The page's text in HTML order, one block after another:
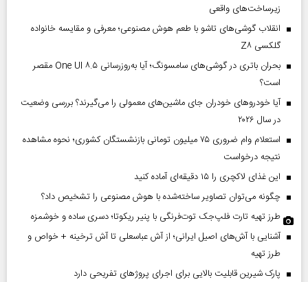
زیرساخت‌های واقعی
انقلاب گوشی‌های تاشو‌ با طعم هوش مصنوعی؛ معرفی و مقایسه خانواده
گلکسی Z۸
بحران باتری در گوشی‌های سامسونگ؛ آیا به‌روزرسانی One UI ۸.۵ مقصر
است؟
آیا خودروهای خودران جای ماشین‌های معمولی را می‌گیرند؟ بررسی وضعیت
در سال ۲۰۲۶
استعلام وام ضروری ۷۵ میلیون تومانی بازنشستگان کشوری؛ نحوه مشاهده
نتیجه درخواست
این غذای لاکچری را ۱۵ دقیقه‌ای آماده کنید
چگونه می‌توان تصاویر ساخته‌شده با هوش مصنوعی را تشخیص داد؟
طرز تهیه تارت فلپ‌جک توت‌فرنگی با پنیر ریکوتا؛ دسری ساده و خوشمزه
آشنایی با آش‌های اصیل ایرانی؛ از آش عباسعلی تا آش ترخینه + خواص و
طرز تهیه
پارک شیرین قابلیت‌ بالایی برای اجرای پروژهای تفریحی دارد